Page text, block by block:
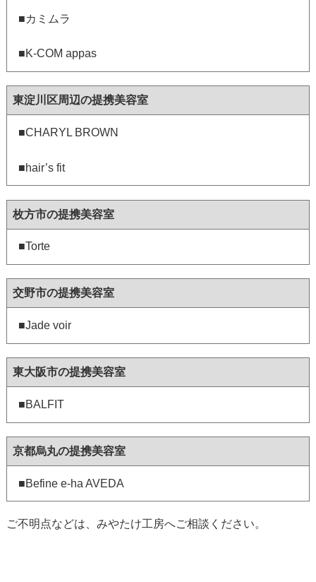
■カミムラ
■K-COM appas
東淀川区周辺の提携美容室
■CHARYL BROWN
■hair’s fit
枚方市の提携美容室
■Torte
交野市の提携美容室
■Jade voir
東大阪市の提携美容室
■BALFIT
京都烏丸の提携美容室
■Befine e-ha AVEDA
ご不明点などは、みやたけ工房へご相談ください。